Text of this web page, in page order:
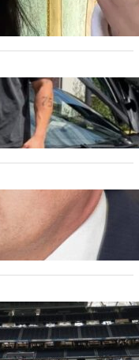
VIP Kosova, Eduart
publikon
luksoze
gazin amerikan,
“Mbrojeni LDK-në, jo
dhe
në spital pas
mungon në ndeshjet